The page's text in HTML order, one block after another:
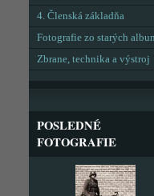
4. Členská základňa
Fotografie zo starých
Zbrane, technika a výstroj
POSLEDNÉ
FOTOGRAFIE